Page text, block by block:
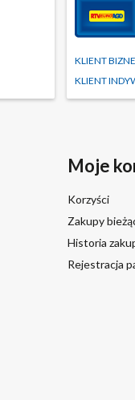
KLIENT
KLIENT
Moje
Korzyści
Zakupy
Historia
Rejestracja